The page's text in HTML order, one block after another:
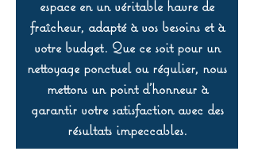
espace en un véritable havre de
fraîcheur, adapté à vos besoins et à
votre budget. Que ce soit pour un
nettoyage ponctuel ou régulier, nous
mettons un point d’honneur à
garantir votre satisfaction avec des
résultats impeccables.